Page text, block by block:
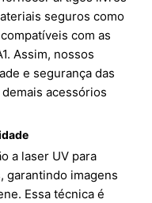
seguros como
com as
Assim, nossos
e segurança das
acessórios
a laser UV para
garantindo imagens
Essa técnica é